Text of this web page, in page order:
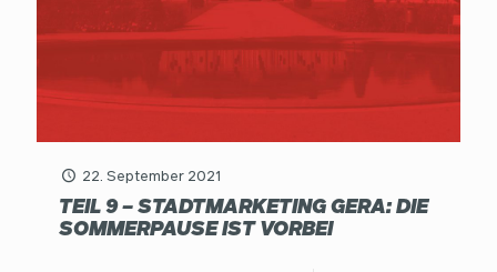
22. September 2021
TEIL 9 – STADTMARKETING GERA: DIE
SOMMERPAUSE IST VORBEI